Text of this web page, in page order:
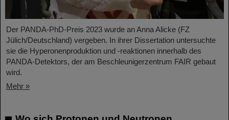
Der PANDA-PhD-Preis 2023 wurde an Anna Alicke (FZ
Jülich/Deutschland) vergeben. In ihrer Dissertation untersuchte
sie die Hyperonenproduktion und -reaktionen innerhalb des
PANDA-Detektors, der am Beschleunigerzentrum FAIR gebaut
wird.
Mehr »